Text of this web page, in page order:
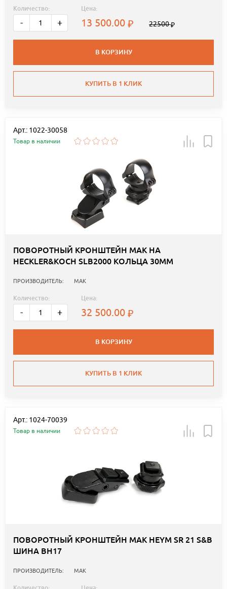
Количество:
- +
Цена:
13 500.00 22500
В КОРЗИНУ
КУПИТЬ В 1 КЛИК
Арт.: 1022-30058
Товар в наличии
ПОВОРОТНЫЙ КРОНШТЕЙН MAK НА
HECKLER&KOCH SLB2000 КОЛЬЦА 30ММ
ПРОИЗВОДИТЕЛЬ: MAK
Количество:
- +
Цена:
32 500.00
В КОРЗИНУ
КУПИТЬ В 1 КЛИК
Арт.: 1024-70039
Товар в наличии
ПОВОРОТНЫЙ КРОНШТЕЙН MAK HEYM SR 21 S&B
ШИНА BH17
ПРОИЗВОДИТЕЛЬ: MAK